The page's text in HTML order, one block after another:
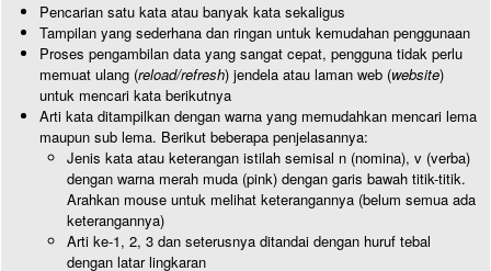
Pencarian satu kata atau banyak kata sekaligus
Tampilan yang sederhana dan ringan untuk kemudahan penggunaan
Proses pengambilan data yang sangat cepat, pengguna tidak perlu
memuat ulang (reload/refresh) jendela atau laman web (website)
untuk mencari kata berikutnya
Arti kata ditampilkan dengan warna yang memudahkan mencari lema
maupun sub lema. Berikut beberapa penjelasannya:
Jenis kata atau keterangan istilah semisal n (nomina), v (verba)
dengan warna merah muda (pink) dengan garis bawah titik-titik.
Arahkan mouse untuk melihat keterangannya (belum semua ada
keterangannya)
Arti ke-1, 2, 3 dan seterusnya ditandai dengan huruf tebal
dengan latar lingkaran